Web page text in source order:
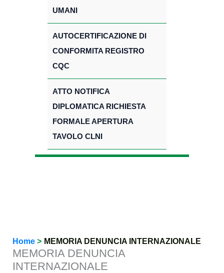
UMANI
AUTOCERTIFICAZIONE DI
CONFORMITA REGISTRO
CQC
ATTO NOTIFICA
DIPLOMATICA RICHIESTA
FORMALE APERTURA
TAVOLO CLNI
Home MEMORIA DENUNCIA INTERNAZIONALE
MEMORIA DENUNCIA
INTERNAZIONALE